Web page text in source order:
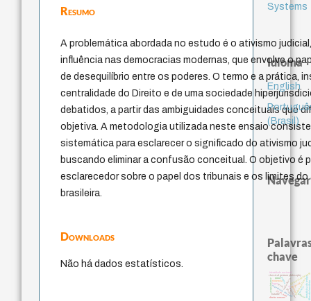
Resumo
A problemática abordada no estudo é o ativismo
influência nas democracias modernas, que envolve o
de desequilíbrio entre os poderes. O termo e a prática,
centralidade do Direito e de uma sociedade
debatidos, a partir das ambiguidades conceituais que
objetiva. A metodologia utilizada neste ensaio consiste
sistemática para esclarecer o significado do ativismo
buscando eliminar a confusão conceitual. O objetivo é
esclarecedor sobre o papel dos tribunais e os limites
brasileira.
Downloads
Não há dados estatísticos.
Systems
Idioma
English
(Brasil)
Navegar
chave
fundamentalismo
jacobi
protágoras
experiência temporal metafísica do tempo
género
idade
intolerânciahistory of philosophy
classical german philosophy
identidade nacional
filosofia brasileira
j.c.m. neto palavra
perdón
leyes
violencia
logos
direito romano
lei
acquaintance desejo
bataille
mind